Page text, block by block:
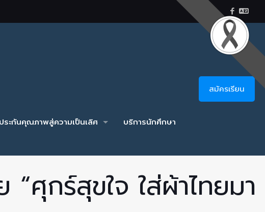
ประกันคุณภาพสู่ความเป็นเลิศ บริการนักศึกษา
สมัครเรียน
ศุกร์สุขใจ ใส่ผ้าไทยมา